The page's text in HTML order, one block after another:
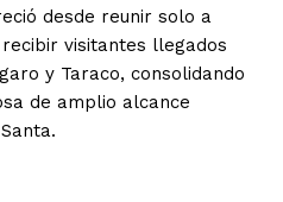
desde reunir solo a
visitantes llegados
y Taraco, consolidando
de amplio alcance